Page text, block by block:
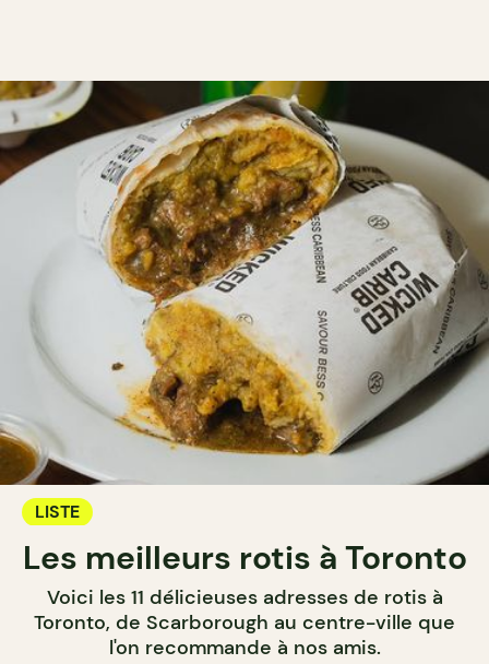
LISTE
Les meilleurs rotis à Toronto
Voici les 11 délicieuses adresses de rotis à
Toronto, de Scarborough au centre-ville que
l'on recommande à nos amis.